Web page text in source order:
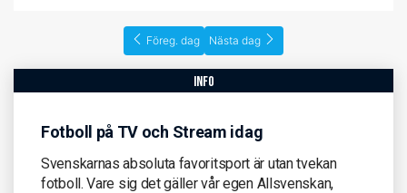
Föreg. dag Nästa dag
info
Fotboll på TV och Stream idag
Svenskarnas absoluta favoritsport är utan tvekan
fotboll. Vare sig det gäller vår egen Allsvenskan,